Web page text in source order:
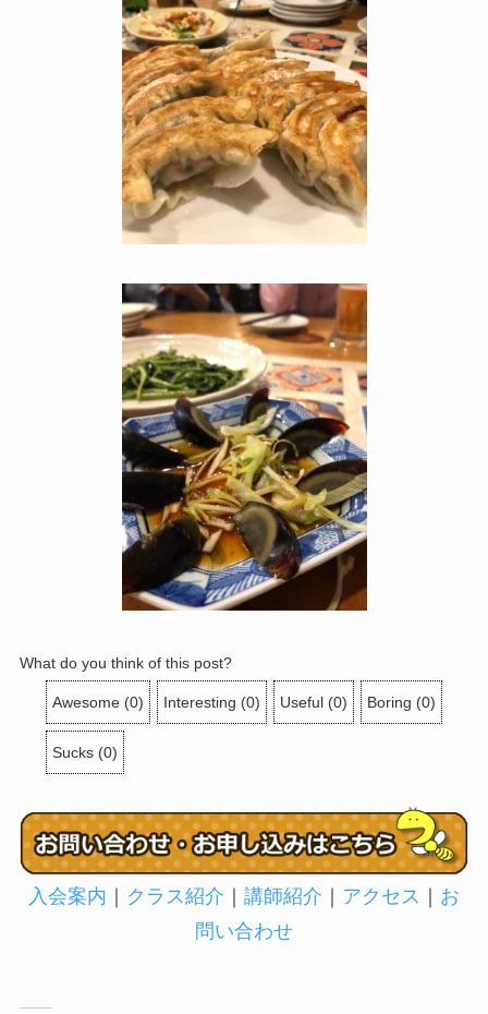
What do you think of this post?
Awesome (0) Interesting (0) Useful (0) Boring (0)
Sucks (0)
入会案内 クラス紹介 講師紹介 アクセス
お
問い合わせ